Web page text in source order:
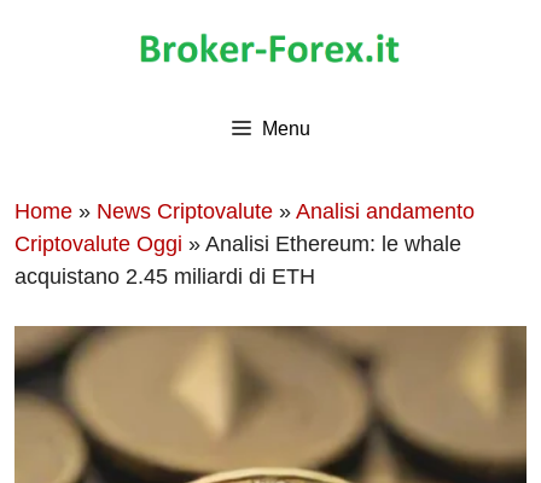
Menu
Home » News Criptovalute » Analisi andamento
Criptovalute Oggi » Analisi Ethereum: le whale
acquistano 2.45 miliardi di ETH